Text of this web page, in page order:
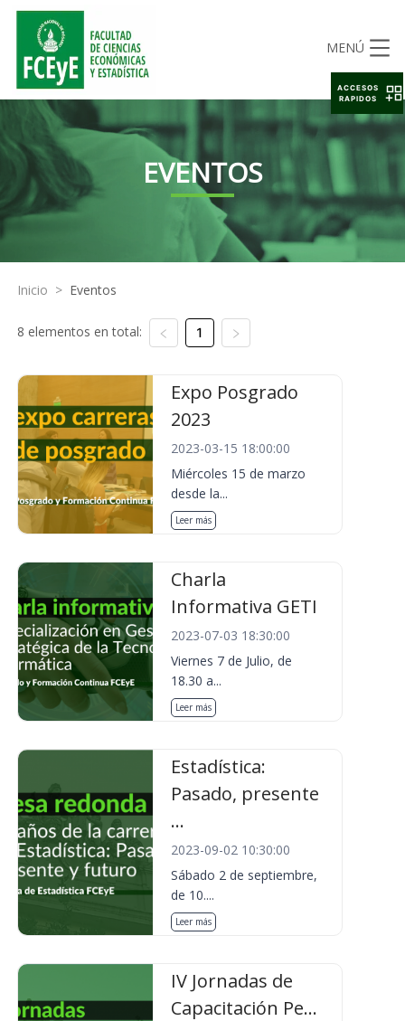
MENÚ
EVENTOS
Inicio > Eventos
8 elementos en total: 1
Expo Posgrado
2023
2023-03-15 18:00:00
Miércoles 15 de marzo
desde la...
Leer más
Charla
Informativa GETI
2023-07-03 18:30:00
Viernes 7 de Julio, de
18.30 a...
Leer más
Estadística:
Pasado, presente
...
2023-09-02 10:30:00
Sábado 2 de septiembre,
de 10....
Leer más
IV Jornadas de
Capacitación Pe...
ACCESOS
RAPIDOS